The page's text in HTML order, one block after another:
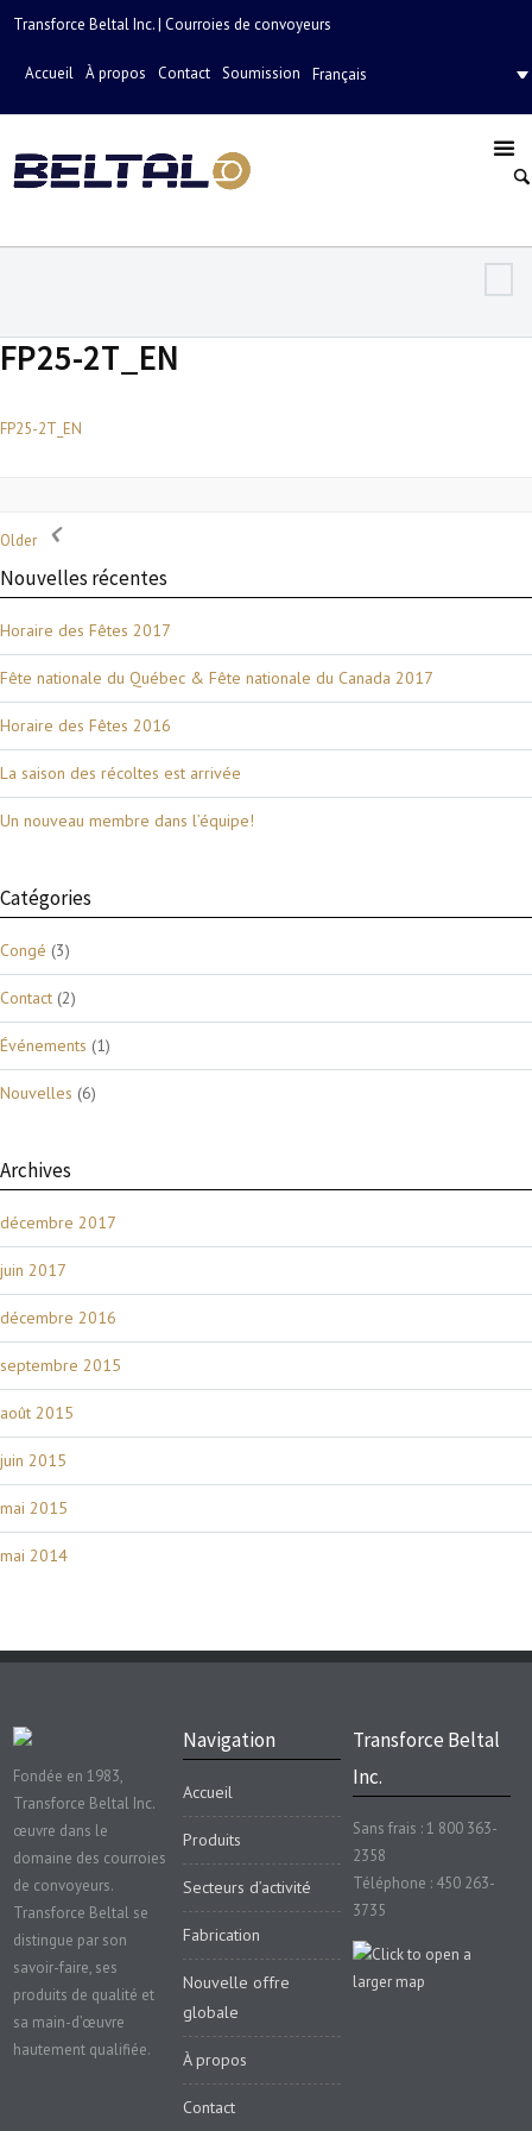
Transforce Beltal Inc. | Courroies de convoyeurs
Accueil À propos Contact Soumission Français
FP25-2T_EN
FP25-2T_EN
Older
Nouvelles récentes
Horaire des Fêtes 2017
Fête nationale du Québec & Fête nationale du Canada 2017
Horaire des Fêtes 2016
La saison des récoltes est arrivée
Un nouveau membre dans l’équipe!
Catégories
Congé (3)
Contact (2)
Événements (1)
Nouvelles (6)
Archives
décembre 2017
juin 2017
décembre 2016
septembre 2015
août 2015
juin 2015
mai 2015
mai 2014
Fondée en 1983,
Transforce Beltal Inc.
œuvre dans le
domaine des courroies
de convoyeurs.
Transforce Beltal se
distingue par son
savoir-faire, ses
produits de qualité et
sa main-d’œuvre
hautement qualifiée.
Navigation
Accueil
Produits
Secteurs d’activité
Fabrication
Nouvelle offre
globale
À propos
Contact
Transforce Beltal
Inc.
Sans frais : 1 800 363-
2358
Téléphone : 450 263-
3735